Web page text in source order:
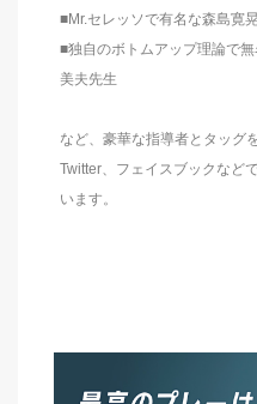
■Mr.セレッソで有名な森島寛
■独自のボトムアップ理論で
美夫先生
など、豪華な指導者とタッグ
Twitter、フェイスブックなど
います。